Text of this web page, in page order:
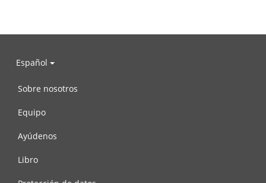
Español
Sobre nosotros
Equipo
Ayúdenos
Libro